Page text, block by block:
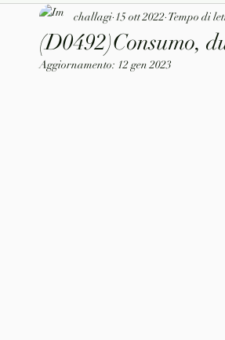
Classici lett. italiana Saggistica
(D0492)Consumo,
challagi 15 ott 2022 Tempo di
Aggiornamento: 12 gen 2023